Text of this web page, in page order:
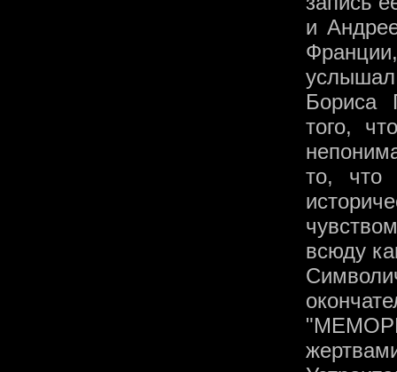
и
Бориса
того,
то, что
всюду